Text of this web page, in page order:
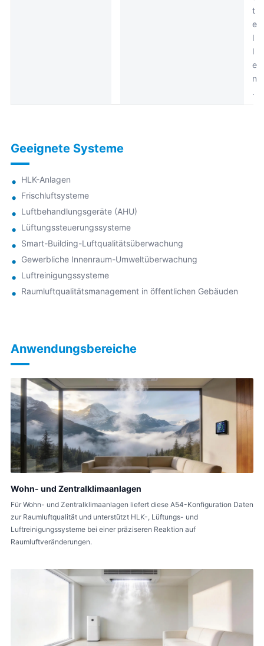
t
e
l
l
e
n
.
Geeignete Systeme
HLK-Anlagen
Frischluftsysteme
Luftbehandlungsgeräte (AHU)
Lüftungssteuerungssysteme
Smart-Building-Luftqualitätsüberwachung
Gewerbliche Innenraum-Umweltüberwachung
Luftreinigungssysteme
Raumluftqualitätsmanagement in öffentlichen Gebäuden
Anwendungsbereiche
Wohn- und Zentralklimaanlagen
Für Wohn- und Zentralklimaanlagen liefert diese A54-Konfiguration Daten
zur Raumluftqualität und unterstützt HLK-, Lüftungs- und
Luftreinigungssysteme bei einer präziseren Reaktion auf
Raumluftveränderungen.